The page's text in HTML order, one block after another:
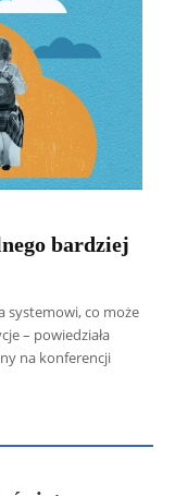
bardziej
systemowi, co może
– powiedziała
na konferencji
Antoni Radczenko
Grzegorz Górny